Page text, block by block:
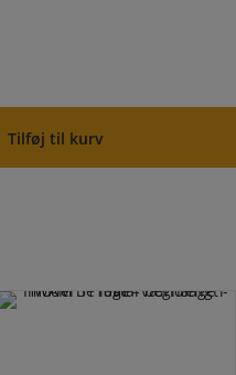
Tilføj til kurv